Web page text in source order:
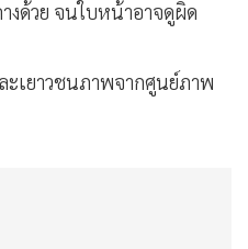
งด้วย จนใบหน้าอาจดูผิด
เยาวชนภาพจากศูนย์ภาพ